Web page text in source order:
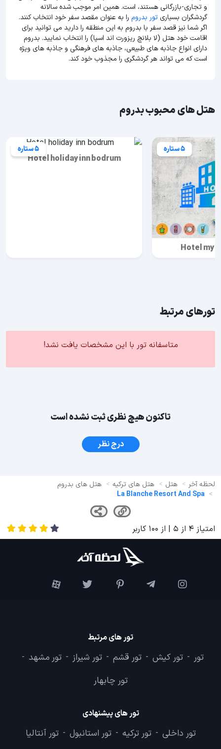
و تجاری-بازرگانی هستند، است. همین امر موجب شده سالانه
گردشگران بسیاریتور بدروم را به عنوان مقصد سفر خود انتخاب کنند.
اگر شما نیز قصد سفر با بدروم به این منطقه را دارید می توانید برای
اقامت خود هتل (لا بلانچ ریزورت اند اسپا) را انتخاب نمایید. بدروم
دارای انواع جاذبه های طبیعی، جاذبه های فرهنگی و جاذبه های ویژه
است که می تواند هر گردشگری را مجذوب خود کند.
هتل های محبوب بدروم
5 ستاره
Hotel my
5 ستاره
Hotel holiday inn bodrum
تورهای مرتبط
متاسفانه تور با این مشخصات یافت نشد!
تاکنون هیچ نظری ثبت نشده است
درج نظر
لحظه آخر هتل هتل های ترکیه
هتل های بدروم
La Blanche Resort And Spa
امتیاز 4 از 5 | از 100 کاربر
تور های مرتبط
تور - تور کیش - تور قشم - تور شیراز - تور مشهد -
تور چابهار
تور های پیشنهادی
تور داخلی - تور ترکیه - تور استانبول - تور آنتالیا